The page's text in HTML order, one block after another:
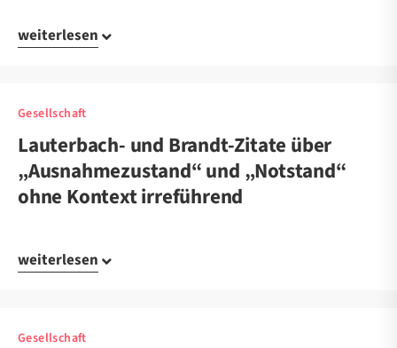
weiterlesen
Gesellschaft
Lauterbach- und Brandt-Zitate über
„Ausnahmezustand“ und „Notstand“
ohne Kontext irreführend
weiterlesen
Gesellschaft